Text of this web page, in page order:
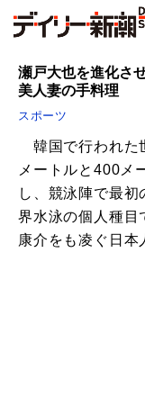
瀬戸大也を進化さ
美人妻の手料理
スポーツ
韓国で行われた
メートルと400メ
し、競泳陣で最
界水泳の個人種目
康介をも凌ぐ日本